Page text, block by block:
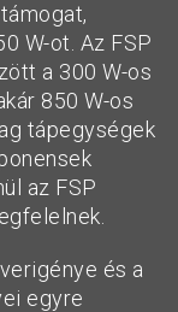
W-ot. Az FSP
a 300 W-os
850 W-os
tápegységek
az FSP
és a
egyre